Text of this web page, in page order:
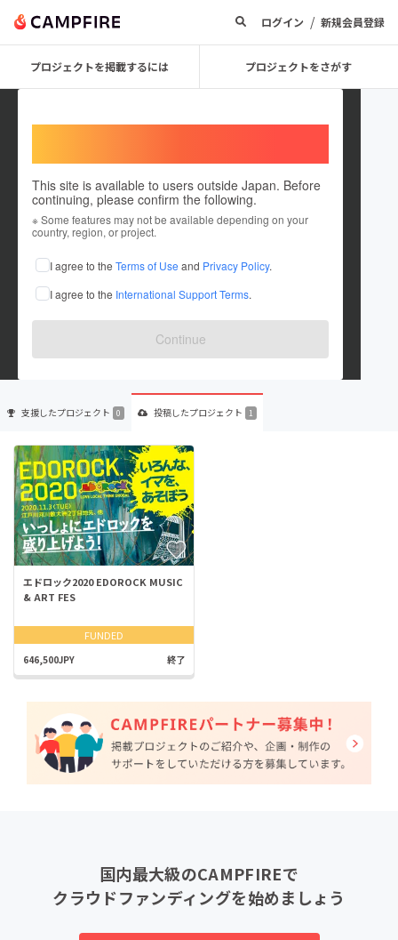
ログイン / 新規会員登録
プロジェクトを掲載するには プロジェクトをさがす
This site is available to users outside Japan. Before
continuing, please confirm the following.
※ Some features may not be available depending on your
country, region, or project.
I agree to the Terms of Use and Privacy Policy.
I agree to the International Support Terms.
Continue
edorock
これまでに1件のプロジェクトを投稿しています
在住国：日本 現在地：千葉県
出身国：日本 出身地：千葉県
支援したプロジェクト 0 投稿したプロジェクト 1
エドロック2020 EDOROCK MUSIC
& ART FES
FUNDED
646,500JPY 終了
国内最大級のCAMPFIREで
クラウドファンディングを始めましょう